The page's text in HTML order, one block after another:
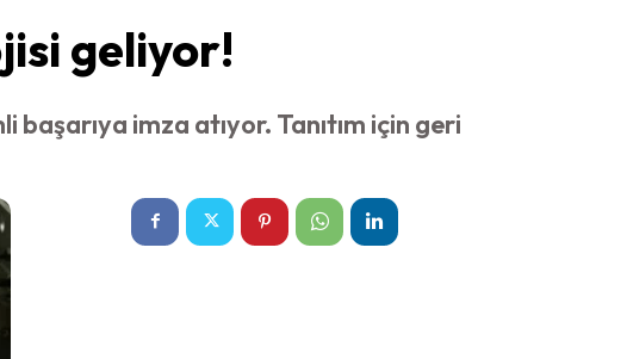
geliyor!
imza atıyor. Tanıtım için geri